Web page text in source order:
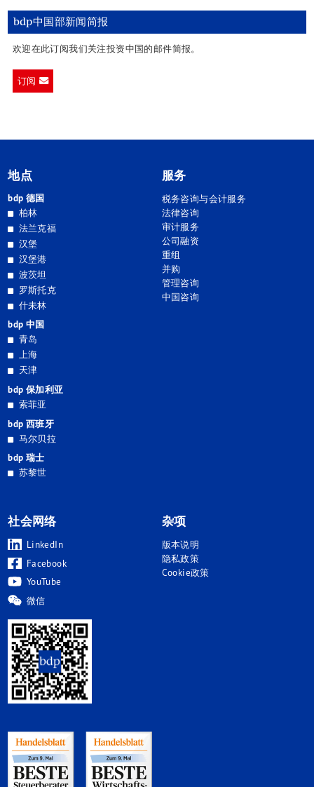
bdp中国部新闻简报
欢迎在此订阅我们关注投资中国的邮件简报。
订阅
地点
bdp 德国
柏林
法兰克福
汉堡
汉堡港
波茨坦
罗斯托克
什未林
bdp 中国
青岛
上海
天津
bdp 保加利亚
索菲亚
bdp 西班牙
马尔贝拉
bdp 瑞士
苏黎世
服务
税务咨询与会计服务
法律咨询
审计服务
公司融资
重组
并购
管理咨询
中国咨询
社会网络
LinkedIn
Facebook
YouTube
微信
杂项
版本说明
隐私政策
Cookie政策